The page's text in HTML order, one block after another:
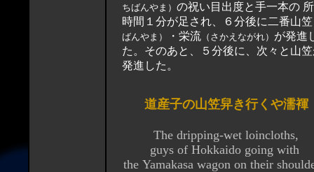
ちばんやま） の祝い目出度と手一本の 所用
時間１分が足され、６分後に二番山笠
ばんやま）
・栄流 （さかえながれ） が発進
た。そのあと、５分後に、次々と山
発進した。
道産子の山笠舁き行くや濡褌
The dripping-wet loincloths,
guys of Hokkaido going with
the Yamakasa wagon on